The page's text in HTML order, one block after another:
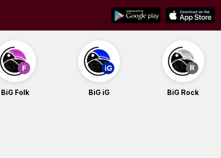
BiG Folk BiG iG BiG Rock